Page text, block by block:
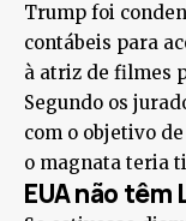
Trump foi
contábeis para
à atriz de filmes
Segundo os
com o objetivo
o magnata teria
EUA não têm